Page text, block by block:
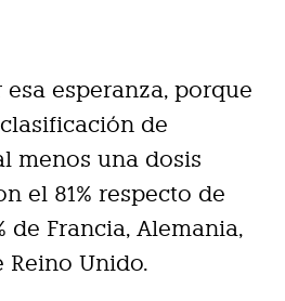
esperanza, porque
de
menos una dosis
el 81% respecto de
de Francia, Alemania,
Reino Unido.